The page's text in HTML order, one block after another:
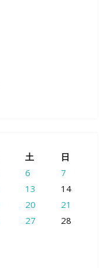
土
日
6
7
13
14
20
21
27
28